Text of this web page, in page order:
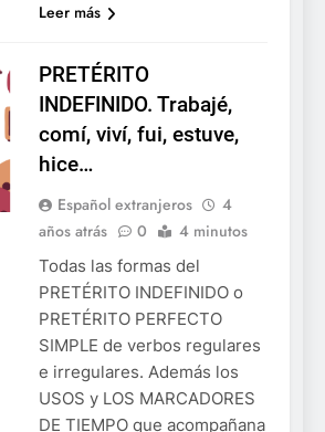
Leer más
PRETÉRITO
INDEFINIDO. Trabajé,
comí, viví, fui, estuve,
hice…
Español extranjeros
4
años atrás
0 4 minutos
Todas las formas del
PRETÉRITO INDEFINIDO o
PRETÉRITO PERFECTO
SIMPLE de verbos regulares
e irregulares. Además los
USOS y LOS MARCADORES
DE TIEMPO que acompañana